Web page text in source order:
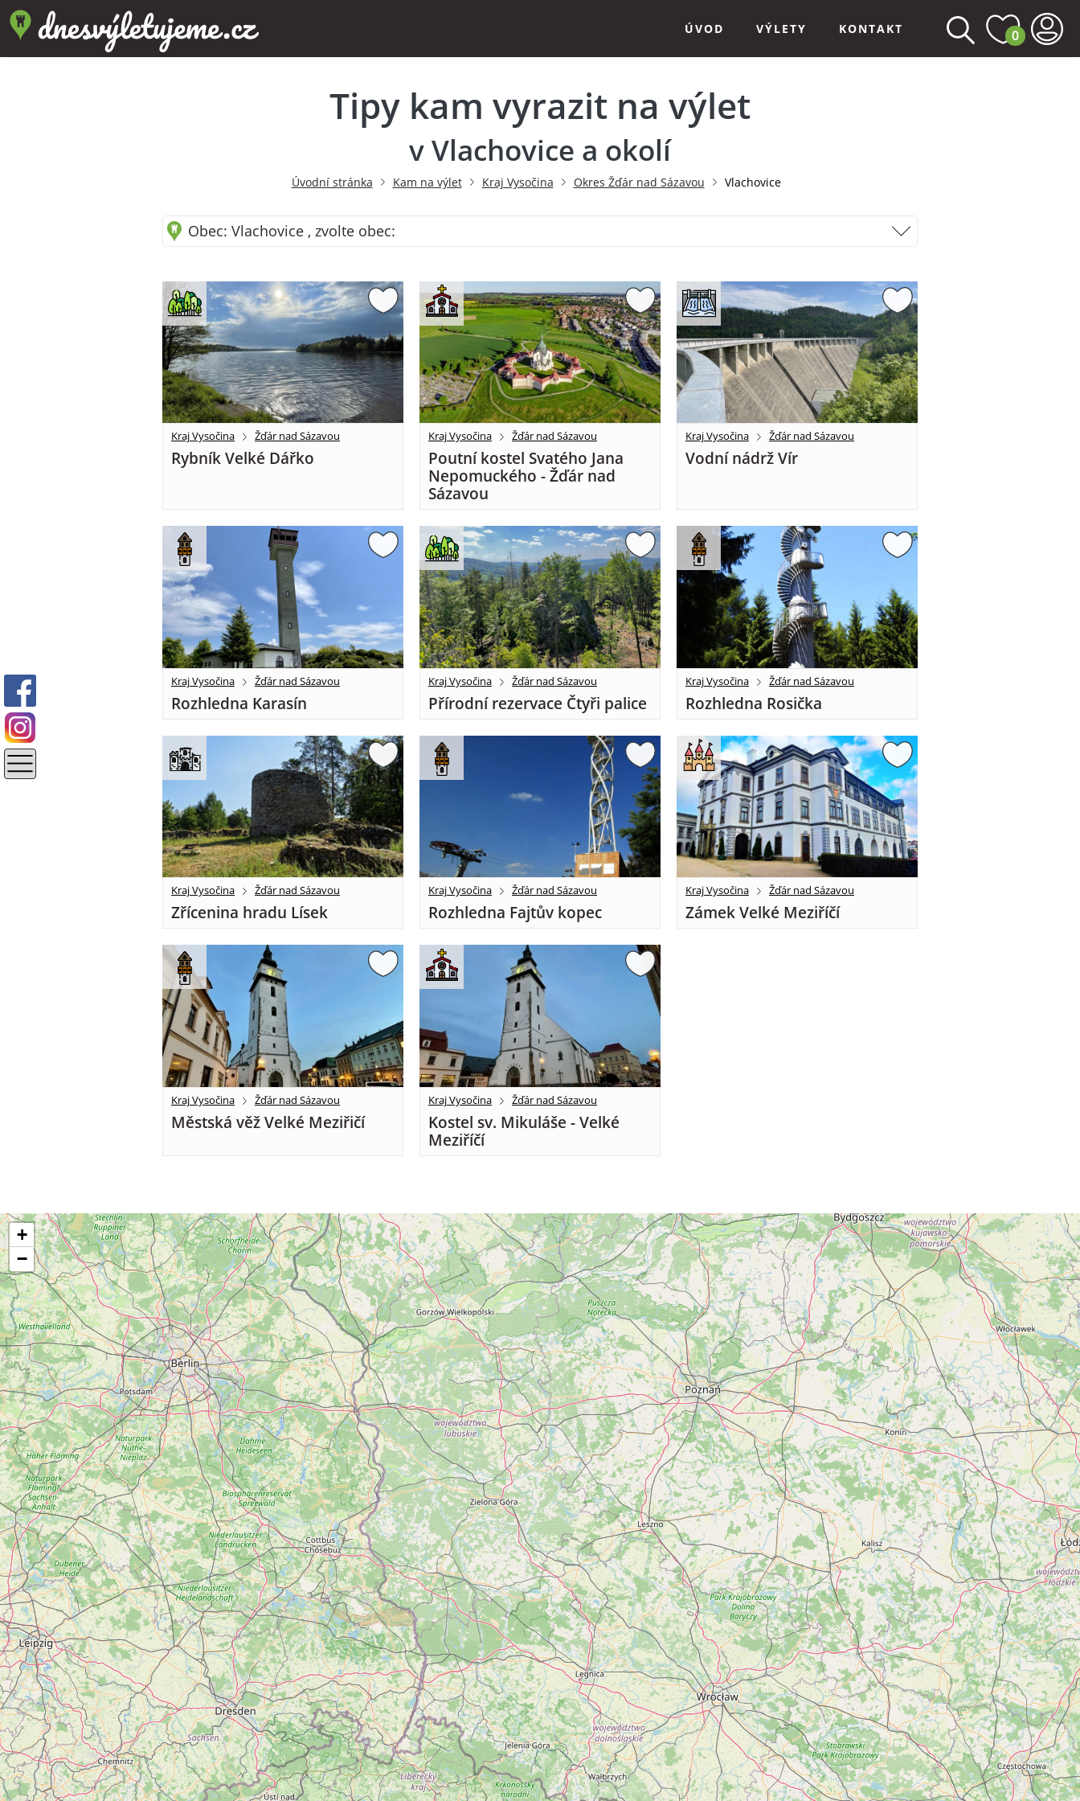
ÚVOD VÝLETY KONTAKT 0
Tipy kam vyrazit na výlet
v Vlachovice a okolí
Úvodní stránka Kam na výlet Kraj Vysočina Okres Žďár nad Sázavou Vlachovice
Obec: Vlachovice , zvolte obec:
Kraj Vysočina Žďár nad Sázavou
Rybník Velké Dářko
Kraj Vysočina Žďár nad Sázavou
Poutní kostel Svatého Jana
Nepomuckého - Žďár nad
Sázavou
Kraj Vysočina Žďár nad Sázavou
Vodní nádrž Vír
Kraj Vysočina Žďár nad Sázavou
Rozhledna Karasín
Kraj Vysočina Žďár nad Sázavou
Přírodní rezervace Čtyři palice
Kraj Vysočina Žďár nad Sázavou
Rozhledna Rosička
Kraj Vysočina Žďár nad Sázavou
Zřícenina hradu Lísek
Kraj Vysočina Žďár nad Sázavou
Rozhledna Fajtův kopec
Kraj Vysočina Žďár nad Sázavou
Zámek Velké Meziříčí
Kraj Vysočina Žďár nad Sázavou
Městská věž Velké Meziřičí
Kraj Vysočina Žďár nad Sázavou
Kostel sv. Mikuláše - Velké
Meziříčí
+
−